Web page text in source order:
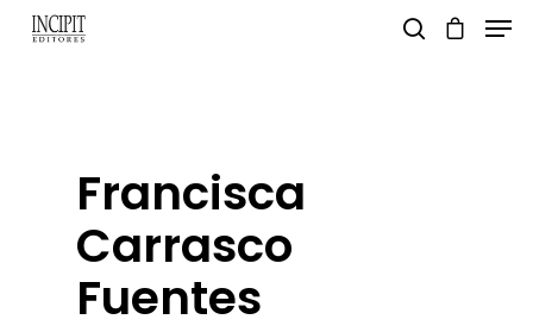
Francisca
Carrasco
Fuentes